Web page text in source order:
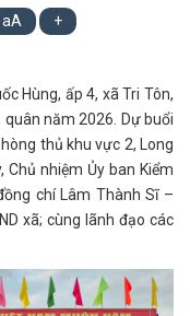
aA +
Hùng, ấp 4, xã Tri Tôn,
quân năm 2026. Dự buổi
thủ khu vực 2, Long
Chủ nhiệm Ủy ban Kiểm
chí Lâm Thành Sĩ –
xã; cùng lãnh đạo các